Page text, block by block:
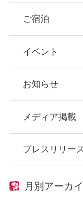
ご宿泊
イベント
お知らせ
メディア掲載
プレスリリー
月別アーカ